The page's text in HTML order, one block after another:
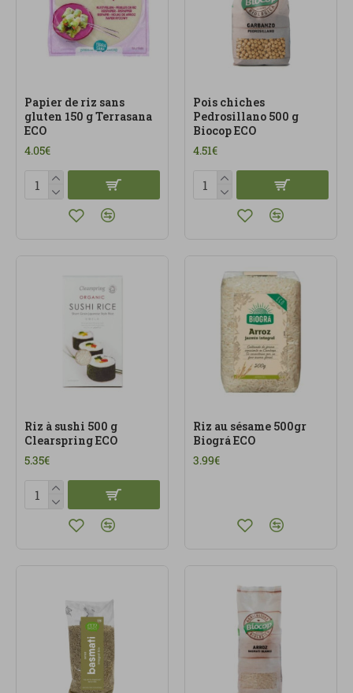
Papier de riz sans
gluten 150 g Terrasana
ECO
4.05€
Pois chiches
Pedrosillano 500 g
Biocop ECO
4.51€
Riz à sushi 500 g
Clearspring ECO
5.35€
Riz au sésame 500gr
Biográ ECO
3.99€